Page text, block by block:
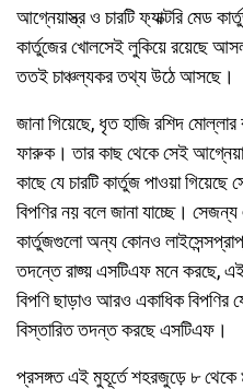
আগ্নেয়াস্ত্র ও চারটি ফ‍্যাক্টরি মেড
কার্তুজের খোলসেই লুকিয়ে রয়েছে
ততই চাঞ্চল্যকর তথ্য উঠে আসছে।
জানা গিয়েছে, ধৃত হাজি রশিদ
ফারুক। তার কাছ থেকে সেই
কাছে যে চারটি কার্তুজ পাওয়া গিয়েছে
বিপণির নয় বলে জানা যাচ্ছে।
কার্তুজগুলো অন্য কোনও
তদন্তে রাজ্য় এসটিএফ মনে করছে, এই
বিপণি ছাড়াও আরও একাধিক
বিস্তারিত তদন্ত করছে এসটিএফ।
প্রসঙ্গত এই মুহূর্তে শহরজুড়ে ৮ থেকে